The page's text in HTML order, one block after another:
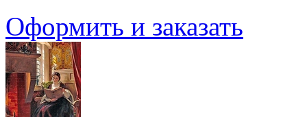
Оформить и заказать